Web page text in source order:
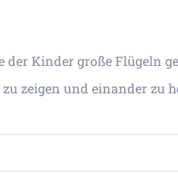
Kinder große Flügeln
zeigen und einander zu